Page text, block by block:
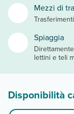
Mezzi di
Spiaggia
lettini e teli
Disponibilità